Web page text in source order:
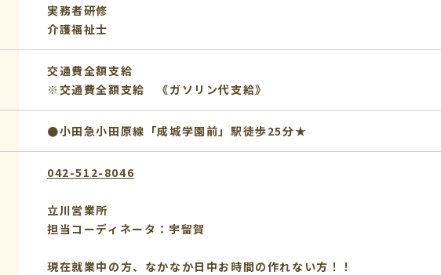
実務者研修
介護福祉士
交通費全額支給
※交通費全額支給 《ガソリン代支給》
●小田急小田原線「成城学園前」駅徒歩25分★
042-512-8046
立川営業所
担当コーディネータ：宇留賀
現在就業中の方、なかなか日中お時間の作れない方！！